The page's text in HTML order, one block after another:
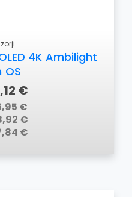
OS
€
€
€
€